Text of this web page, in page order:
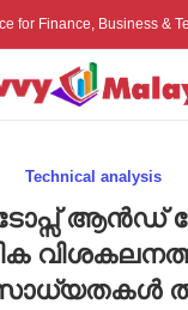
for Finance, Business &
Technical analysis
ആൻഡ്